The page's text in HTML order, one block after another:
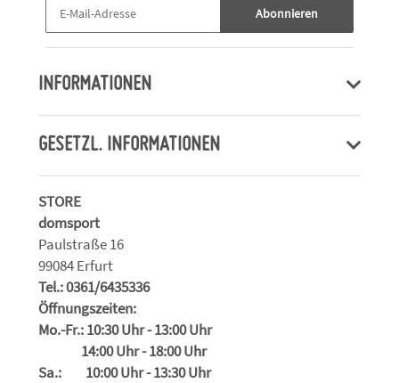
Abonnieren
INFORMATIONEN
GESETZL. INFORMATIONEN
STORE
domsport
Paulstraße 16
99084 Erfurt
Tel.: 0361/6435336
Öffnungszeiten:
Mo.-Fr.: 10:30 Uhr - 13:00 Uhr
14:00 Uhr - 18:00 Uhr
Sa.: 10:00 Uhr - 13:30 Uhr